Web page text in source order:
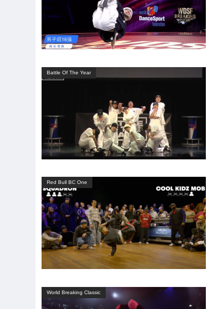
Battle Of The Year
Red Bull BC One
World Breaking Classic